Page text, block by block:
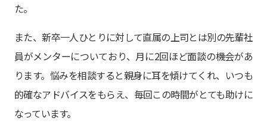
た。
また、新卒一人ひとりに対して直属の上司とは別の先輩社
員がメンターについており、月に2回ほど面談の機会があ
ります。悩みを相談すると親身に耳を傾けてくれ、いつも
的確なアドバイスをもらえ、毎回この時間がとても助けに
なっています。